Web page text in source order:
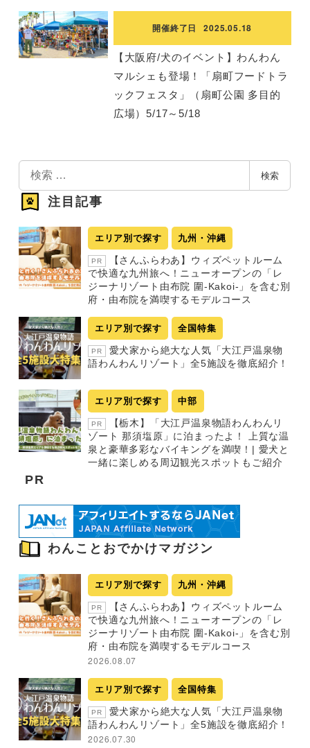
開催終了日 2025.05.18
【大阪府/犬のイベント】わんわん
マルシェも登場！「扇町フードトラ
ックフェスタ」（扇町公園 多目的
広場）5/17～5/18
索
検索
注目記事
エリア別で探す 九州・沖縄
PR
【さんふらわあ】ウィズペットルーム
で快適な九州旅へ！ニューオープンの「レ
ジーナリゾート由布院 圍-Kakoi-」を含む別
府・由布院を満喫するモデルコース
エリア別で探す 全国特集
PR
愛犬家から絶大な人気「大江戸温泉物
語わんわんリゾート」全5施設を徹底紹介！
エリア別で探す 中部
PR
【栃木】「大江戸温泉物語わんわんリ
ゾート 那須塩原」に泊まったよ！ 上質な温
泉と豪華多彩なバイキングを満喫！| 愛犬と
一緒に楽しめる周辺観光スポットもご紹介
PR
わんことおでかけマガジン
エリア別で探す 九州・沖縄
PR
【さんふらわあ】ウィズペットルーム
で快適な九州旅へ！ニューオープンの「レ
ジーナリゾート由布院 圍-Kakoi-」を含む別
府・由布院を満喫するモデルコース
2026.08.07
エリア別で探す 全国特集
PR
愛犬家から絶大な人気「大江戸温泉物
語わんわんリゾート」全5施設を徹底紹介！
2026.07.30